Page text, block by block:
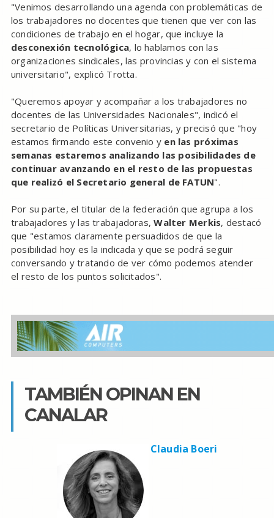
"Venimos desarrollando una agenda con problemáticas de
los trabajadores no docentes que tienen que ver con las
condiciones de trabajo en el hogar, que incluye la
desconexión tecnológica, lo hablamos con las
organizaciones sindicales, las provincias y con el sistema
universitario", explicó Trotta.
"Queremos apoyar y acompañar a los trabajadores no
docentes de las Universidades Nacionales", indicó el
secretario de Políticas Universitarias, y precisó que "hoy
estamos firmando este convenio y en las próximas
semanas estaremos analizando las posibilidades de
continuar avanzando en el resto de las propuestas
que realizó el Secretario general de FATUN".
Por su parte, el titular de la federación que agrupa a los
trabajadores y las trabajadoras,Walter Merkis, destacó
que "estamos claramente persuadidos de que la
posibilidad hoy es la indicada y que se podrá seguir
conversando y tratando de ver cómo podemos atender
el resto de los puntos solicitados".
TAMBIÉN OPINAN EN
CANALAR
Claudia Boeri